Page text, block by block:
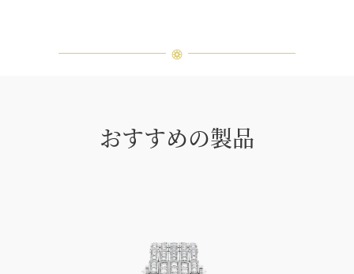
おすすめの製品